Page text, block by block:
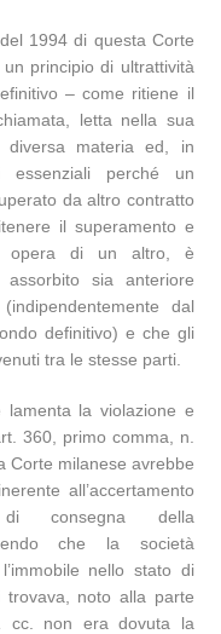
1994 di questa Corte
principio di ultrattività
– come ritiene il
letta nella sua
materia ed, in
essenziali perché un
da altro contratto
il superamento e
opera di un altro, è
sia anteriore
dal
definitivo) e che gli
tra le stesse parti.
la violazione e
360, primo comma, n.
Corte milanese avrebbe
all’accertamento
di consegna della
che la società
nello stato di
noto alla parte
cc. non era dovuta la